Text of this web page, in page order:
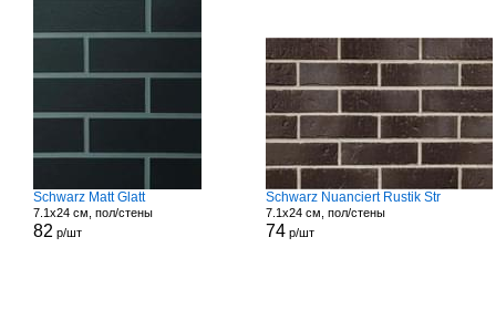
Schwarz Matt Glatt
7.1x24 см, пол/стены
82 р/шт
Schwarz Nuanciert Rustik Str
7.1x24 см, пол/стены
74р/шт